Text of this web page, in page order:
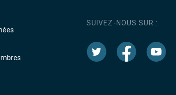
SUIVEZ-NOUS SUR :